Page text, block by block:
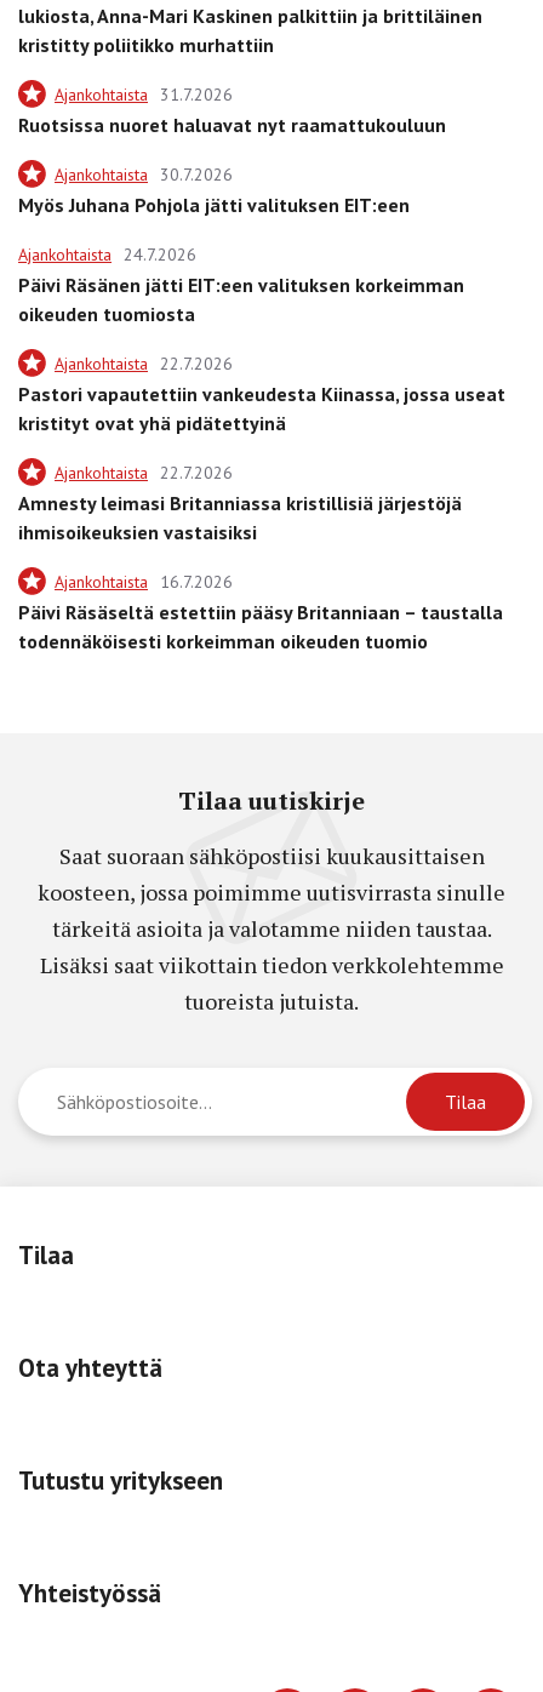
lukiosta, Anna-Mari Kaskinen palkittiin ja brittiläinen
kristitty poliitikko murhattiin
Ajankohtaista 31.7.2026
Ruotsissa nuoret haluavat nyt raamattukouluun
Ajankohtaista 30.7.2026
Myös Juhana Pohjola jätti valituksen EIT:een
Ajankohtaista 24.7.2026
Päivi Räsänen jätti EIT:een valituksen korkeimman
oikeuden tuomiosta
Ajankohtaista 22.7.2026
Pastori vapautettiin vankeudesta Kiinassa, jossa useat
kristityt ovat yhä pidätettyinä
Ajankohtaista 22.7.2026
Amnesty leimasi Britanniassa kristillisiä järjestöjä
ihmisoikeuksien vastaisiksi
Ajankohtaista 16.7.2026
Päivi Räsäseltä estettiin pääsy Britanniaan – taustalla
todennäköisesti korkeimman oikeuden tuomio
Tilaa uutiskirje
Saat suoraan sähköpostiisi kuukausittaisen
koosteen, jossa poimimme uutisvirrasta sinulle
tärkeitä asioita ja valotamme niiden taustaa.
Lisäksi saat viikottain tiedon verkkolehtemme
tuoreista jutuista.
Tilaa
Ota yhteyttä
Tutustu yritykseen
Yhteistyössä